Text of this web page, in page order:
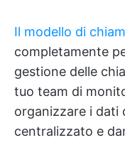
Il modello di
completamente
gestione delle
tuo team di
organizzare i dati
centralizzato e